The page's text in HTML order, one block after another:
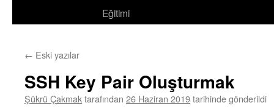
Eğitimi
← Eski yazılar
SSH Key Pair Oluşturmak
Şükrü Çakmaktarafından 26 Haziran 2019tarihinde gönderildi